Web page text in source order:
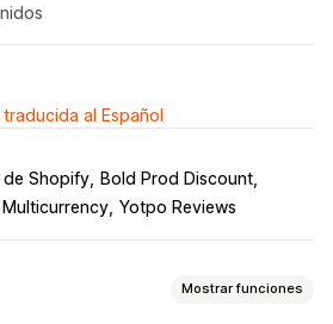
al Español
Shopify Bold Prod Discount
Multicurrency Yotpo Reviews
Mostrar funciones